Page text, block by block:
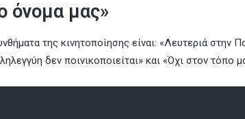
όνομα μας»
της κινητοποίησης είναι: «Λευτεριά στην
δεν ποινικοποιείται» και «Όχι στον τόπο